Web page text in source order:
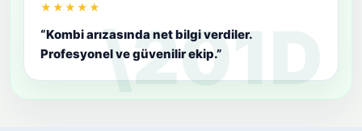
★★★★★
“Kombi arızasında net bilgi verdiler.
Profesyonel ve güvenilir ekip.”